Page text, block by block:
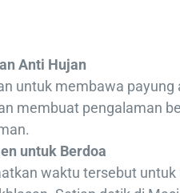
Anti Hujan
untuk membawa payung
membuat pengalaman
untuk Berdoa
waktu tersebut